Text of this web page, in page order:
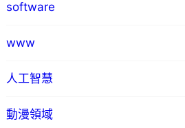
software
www
人工智慧
動漫領域